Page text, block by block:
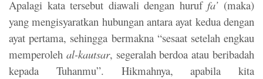
Apalagi kata tersebut diawali dengan huruffa’ (maka)
yang mengisyaratkan hubungan antara ayat kedua dengan
ayat pertama, sehingga bermakna “sesaat setelah engkau
memperoleh al-kautsar, segeralah berdoa atau beribadah
kepada Tuhanmu”. Hikmahnya, apabila kita